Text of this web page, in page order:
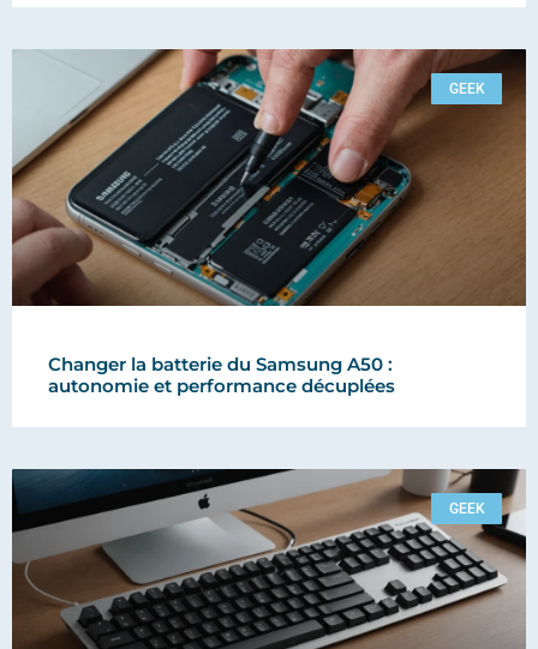
GEEK
Changer la batterie du Samsung A50 :
autonomie et performance décuplées
GEEK